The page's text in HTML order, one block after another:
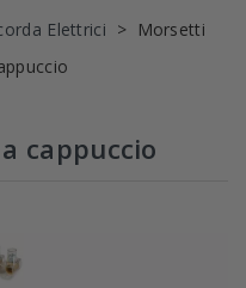
Elettrici
Morsetti
cappuccio